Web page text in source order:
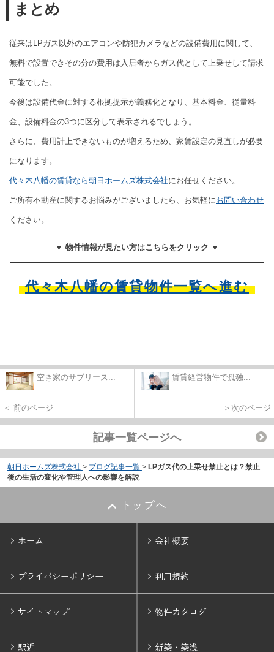
まとめ
従来はLPガス以外のエアコンや防犯カメラなどの設備費用に関して、
無料で設置できその分の費用は入居者からガス代として上乗せして請求
可能でした。
今後は設備代金に対する根拠提示が義務化となり、基本料金、従量料
金、設備料金の3つに区分して表示されるでしょう。
さらに、費用計上できないものが増えるため、家賃設定の見直しが必要
になります。
代々木八幡の賃貸なら朝日ホームズ株式会社にお任せください。
ご所有不動産に関するお悩みがございましたら、お気軽にお問い合わせ
ください。
▼ 物件情報が見たい方はこちらをクリック ▼
代々木八幡の賃貸物件一覧へ進む
空き家のサブリース...
＜ 前のページ
賃貸経営物件で孤独...
＞次のページ
記事一覧ページへ
朝日ホームズ株式会社 > ブログ記事一覧 > LPガス代の上乗せ禁止とは？禁止
後の生活の変化や管理人への影響を解説
トップへ
ホーム 会社概要
プライバシーポリシー 利用規約
サイトマップ 物件カタログ
駅近 新築・築浅